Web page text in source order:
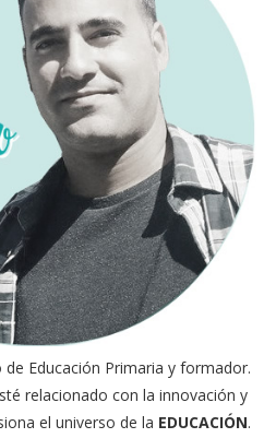
de Educación Primaria y formador.
relacionado con la innovación y
el universo de la EDUCACIÓN.